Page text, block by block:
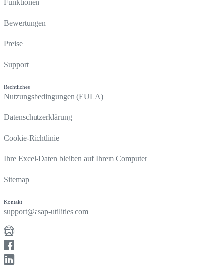
Funktionen
Bewertungen
Preise
Support
Rechtliches
Nutzungsbedingungen (EULA)
Datenschutzerklärung
Cookie-Richtlinie
Ihre Excel-Daten bleiben auf Ihrem Computer
Sitemap
Kontakt
support@asap-utilities.com